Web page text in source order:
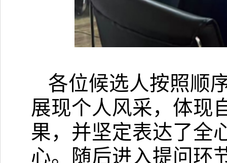
各位候选人按照顺
展现个人风采，体现
果，并坚定表达了全
心。随后进入提问环